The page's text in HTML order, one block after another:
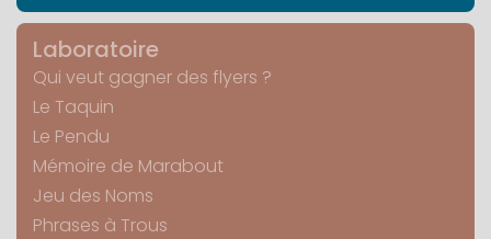
Laboratoire
Qui veut gagner des flyers ?
Le Taquin
Le Pendu
Mémoire de Marabout
Jeu des Noms
Phrases à Trous